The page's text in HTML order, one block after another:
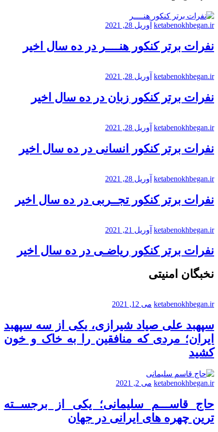
ketabenokhbegan.ir آوریل 28, 2021
نفرات برتر کنکور هنــــر در ده سال اخیر
ketabenokhbegan.ir آوریل 28, 2021
نفرات برتر کنکور زبان در ده سال اخیر
ketabenokhbegan.ir آوریل 28, 2021
نفرات برتر کنکور انسانی در ده سال اخیر
ketabenokhbegan.ir آوریل 28, 2021
نفرات برتر کنکور تجــربی در ده سال اخیر
ketabenokhbegan.ir آوریل 21, 2021
نفرات برتر کنکور ریاضـی در ده سال اخیر
نخبگان امنیتی
ketabenokhbegan.ir می 12, 2021
سپهبد علی صیاد شیرازی، یکی از سه سپهبد
ایران؛ مردی که منافقین را به خاک و خون
کشید
ketabenokhbegan.ir می 2, 2021
حاج قاســـم سلیمانی؛ یکی از برجســته
ترین چهره های ایرانی در جهان